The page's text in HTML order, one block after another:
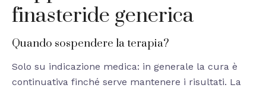
finasteride generica
Quando sospendere la terapia?
Solo su indicazione medica: in generale la cura è
continuativa finché serve mantenere i risultati. La